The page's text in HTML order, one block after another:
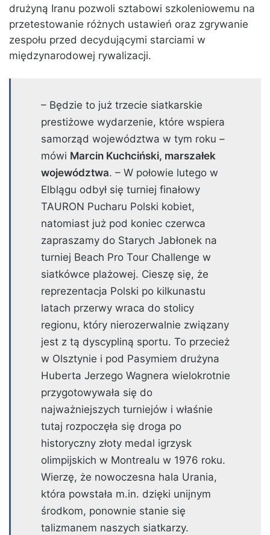
drużyną Iranu pozwoli sztabowi szkoleniowemu na
przetestowanie różnych ustawień oraz zgrywanie
zespołu przed decydującymi starciami w
międzynarodowej rywalizacji.
– Będzie to już trzecie siatkarskie
prestiżowe wydarzenie, które wspiera
samorząd województwa w tym roku –
mówi Marcin Kuchciński, marszałek
województwa. – W połowie lutego w
Elblągu odbył się turniej finałowy
TAURON Pucharu Polski kobiet,
natomiast już pod koniec czerwca
zapraszamy do Starych Jabłonek na
turniej Beach Pro Tour Challenge w
siatkówce plażowej. Cieszę się, że
reprezentacja Polski po kilkunastu
latach przerwy wraca do stolicy
regionu, który nierozerwalnie związany
jest z tą dyscypliną sportu. To przecież
w Olsztynie i pod Pasymiem drużyna
Huberta Jerzego Wagnera wielokrotnie
przygotowywała się do
najważniejszych turniejów i właśnie
tutaj rozpoczęła się droga po
historyczny złoty medal igrzysk
olimpijskich w Montrealu w 1976 roku.
Wierzę, że nowoczesna hala Urania,
która powstała m.in. dzięki unijnym
środkom, ponownie stanie się
talizmanem naszych siatkarzy.